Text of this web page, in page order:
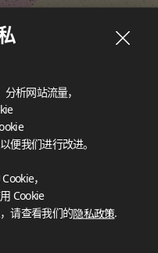
空间和环境的承诺，提
析网站流量，
便我们进行改进。
，
Cookie
请查看我们的隐私政策.